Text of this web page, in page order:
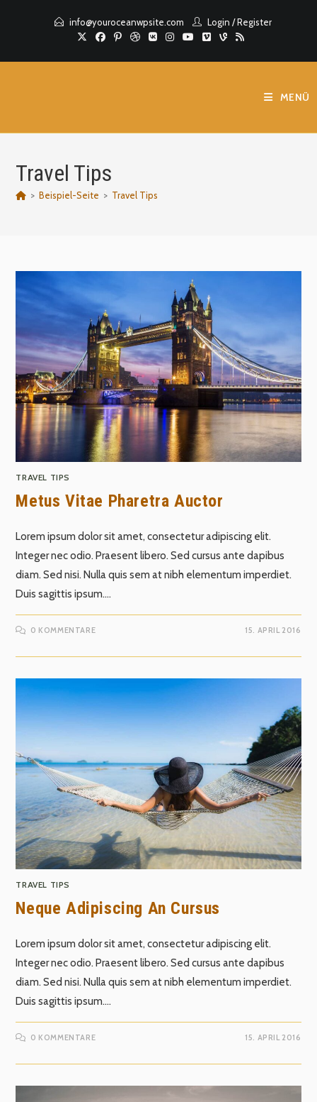
info@youroceanwpsite.com Login /Register
MENÜ
Travel Tips
> Beispiel-Seite > Travel Tips
TRAVEL TIPS
Metus Vitae Pharetra Auctor
Lorem ipsum dolor sit amet, consectetur adipiscing elit.
Integer nec odio. Praesent libero. Sed cursus ante dapibus
diam. Sed nisi. Nulla quis sem at nibh elementum imperdiet.
Duis sagittis ipsum.…
0 KOMMENTARE 15. APRIL 2016
TRAVEL TIPS
Neque Adipiscing An Cursus
Lorem ipsum dolor sit amet, consectetur adipiscing elit.
Integer nec odio. Praesent libero. Sed cursus ante dapibus
diam. Sed nisi. Nulla quis sem at nibh elementum imperdiet.
Duis sagittis ipsum.…
0 KOMMENTARE 15. APRIL 2016